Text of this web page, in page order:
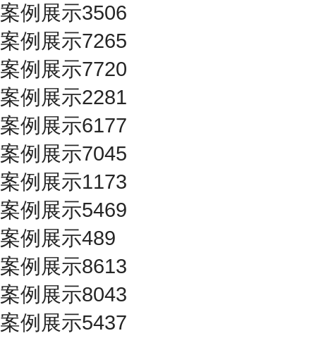
案例展示3506
案例展示7265
案例展示7720
案例展示2281
案例展示6177
案例展示7045
案例展示1173
案例展示5469
案例展示489
案例展示8613
案例展示8043
案例展示5437